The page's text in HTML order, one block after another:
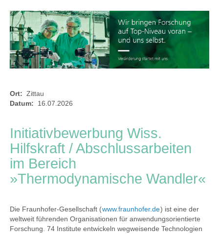
Ort: Zittau
Datum: 16.07.2026
Initiativbewerbung Wiss.
Hilfskraft / Abschlussarbeiten
im Bereich
»Thermodynamische Wandler«
Die Fraunhofer-Gesellschaft (www.fraunhofer.de) ist eine der
weltweit führenden Organisationen für anwendungsorientierte
Forschung. 74 Institute entwickeln wegweisende Technologien